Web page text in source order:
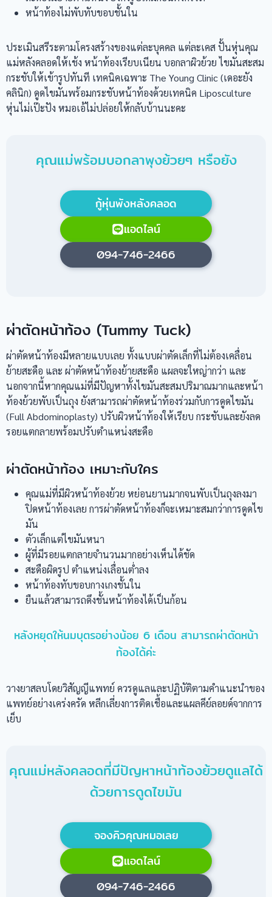
หน้าท้องไม่พับทับขอบชั้นใน
ประเมินสรีระตามโครงสร้างของแต่ละบุคคล แต่ละเคส ปั้นหุ่นคุณ
แม่หลังคลอดให้เช้ง หน้าท้องเรียบเนียน บอกลาผิวย้วย ไขมันสะสม
กระชับให้เข้ารูปทันที เทคนิคเฉพาะ The Young Clinic (เดอะยัง
คลินิก) ดูดไขมันพร้อมกระชับหน้าท้องด้วยเทคนิค Liposculture
หุ่นไม่เป๊ะปัง หมอเอ้ไม่ปล่อยให้กลับบ้านนะคะ
คุณแม่พร้อมบอกลาพุงย้วยๆ หรือยัง
กู้หุ่นพังหลังคลอด
แอดไลน์
094-746-2466
ผ่าตัดหน้าท้อง (Tummy Tuck)
ผ่าตัดหน้าท้องมีหลายแบบเลย ทั้งแบบผ่าตัดเล็กที่ไม่ต้องเคลื่อน
ย้ายสะดือ และ ผ่าตัดหน้าท้องย้ายสะดือ แผลจะใหญ่ากว่า และ
นอกจากนี้หากคุณแม่ที่มีปัญหาทั้งไขมันสะสมปริมาณมากและหน้า
ท้องย้วยพับเป็นถุง ยังสามารถผ่าตัดหน้าท้องร่วมกับการดูดไขมัน
(Full Abdominoplasty) ปรับผิวหน้าท้องให้เรียบ กระชับและยังลด
รอยแตกลายพร้อมปรับตำแหน่งสะดือ
ผ่าตัดหน้าท้อง เหมาะกับใคร
คุณแม่ที่มีผิวหน้าท้องย้วย หย่อนยานมากจนพับเป็นถุงลงมา
ปิดหน้าท้องเลย การผ่าตัดหน้าท้องก็จะเหมาะสมกว่าการดูดไข
มัน
ตัวเล็กแต่ไขมันหนา
ผู้ที่มีรอยแตกลายจำนวนมากอย่างเห็นได้ชัด
สะดือผิดรูป ตำแหน่งเลื่อนต่ำลง
หน้าท้องทับขอบกางเกงชั้นใน
ยืนแล้วสามารถดึงชั้นหน้าท้องได้เป็นก้อน
หลังหยุดให้นมบุตรอย่างน้อย 6 เดือน สามารถผ่าตัดหน้า
ท้องได้ค่ะ
วางยาสลบโดยวิสัญญีแพทย์ ควรดูแลและปฏิบัติตามคำแนะนำของ
แพทย์อย่างเคร่งครัด หลีกเลี่ยงการติดเชื้อและแผลคีย์ลอยด์จากการ
เย็บ
คุณแม่หลังคลอดที่มีปัญหาหน้าท้องย้วยดูแลได้
ด้วยการดูดไขมัน
จองคิวคุณหมอเลย
แอดไลน์
094-746-2466